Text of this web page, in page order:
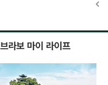
브라보 마이 라이프